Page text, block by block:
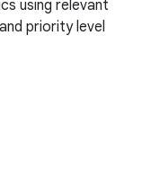
using relevant
priority level